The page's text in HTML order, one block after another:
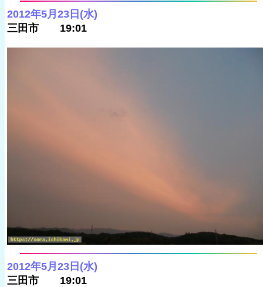
2012年5月23日(水)
三田市 19:01
2012年5月23日(水)
三田市 19:01